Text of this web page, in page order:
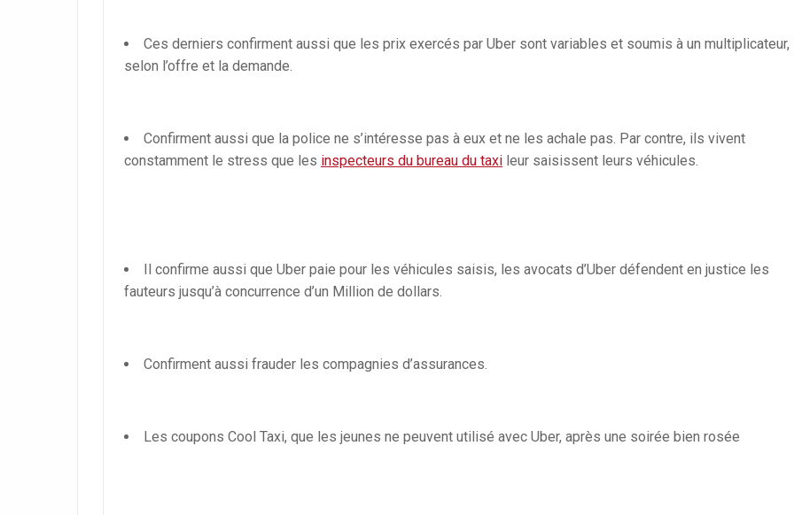
Ces derniers confirment aussi que les prix exercés par Uber sont variables et soumis à un multiplicateur,
selon l’offre et la demande.
Confirment aussi que la police ne s’intéresse pas à eux et ne les achale pas. Par contre, ils vivent
constamment le stress que les inspecteurs du bureau du taxi leur saisissent leurs véhicules.
Il confirme aussi que Uber paie pour les véhicules saisis, les avocats d’Uber défendent en justice les
fauteurs jusqu’à concurrence d’un Million de dollars.
Confirment aussi frauder les compagnies d’assurances.
Les coupons Cool Taxi, que les jeunes ne peuvent utilisé avec Uber, après une soirée bien rosée